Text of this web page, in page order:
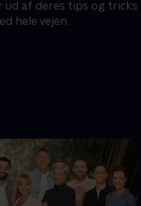
ud af deres tips og
hele vejen.